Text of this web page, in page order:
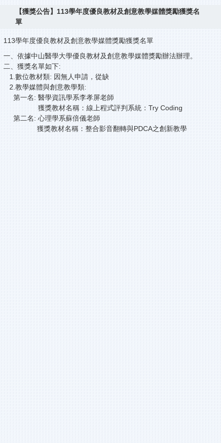
【獲獎公告】113學年度優良教材及創意教學媒體獎勵獲獎名
單
113學年度優良教材及創意教學媒體獎勵獲獎名單
一、依據中山醫學大學優良教材及創意教學媒體獎勵辦法辦理。
二、獲獎名單如下:
1.數位教材類: 因無人申請，從缺
2.教學媒體與創意教學類:
第一名: 醫學資訊學系李孝屏老師
獲獎教材名稱：線上程式評判系統：Try Coding
第二名: 心理學系蘇倍儀老師
獲獎教材名稱：整合影音翻轉與PDCA之創新教學